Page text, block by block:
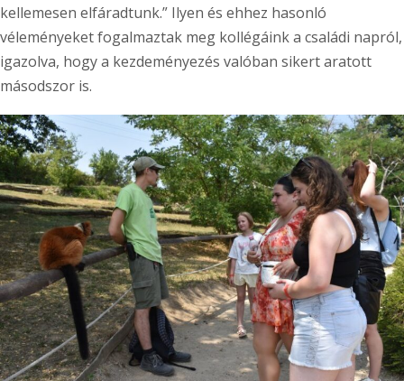
kellemesen elfáradtunk.” Ilyen és ehhez hasonló
véleményeket fogalmaztak meg kollégáink a családi napról,
igazolva, hogy a kezdeményezés valóban sikert aratott
másodszor is.